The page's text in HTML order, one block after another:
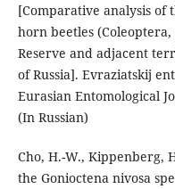
[Comparative analysis of
horn beetles
Reserve and adjacent
of Russia]. Evraziatskij
Eurasian Entomological
(In Russian)
Cho, H.-W., Kippenberg,
the Gonioctena nivosa